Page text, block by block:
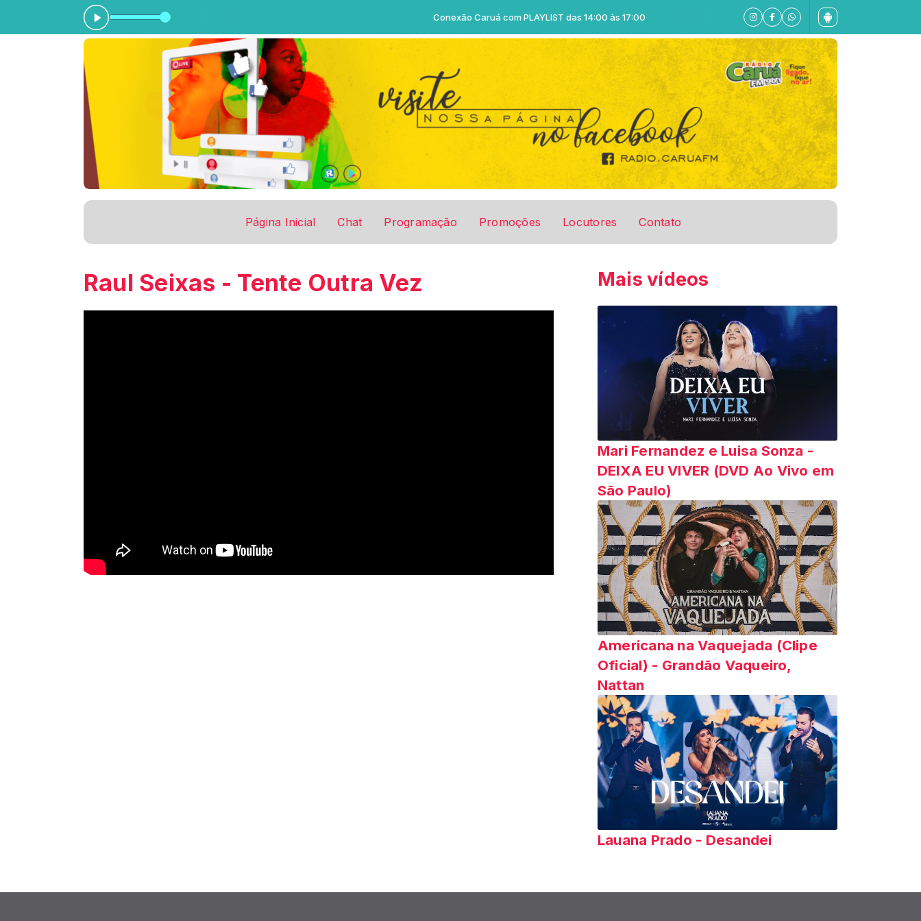
Conexão Caruá com PLAYLIST das 14:00 às 17:00
Página Inicial Chat Programação Promoções Locutores Contato
Raul Seixas - Tente Outra Vez Mais vídeos
Mari Fernandez e Luisa Sonza -
DEIXA EU VIVER (DVD Ao Vivo em
São Paulo)
Americana na Vaquejada (Clipe
Oficial) - Grandão Vaqueiro,
Nattan
Lauana Prado - Desandei